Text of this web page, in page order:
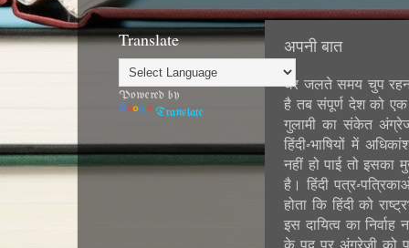
अपनी बात
घर जलते समय चुप
है तब संपूर्ण देश को एक
गुलामी का संकेत
हिंदी-भाषियों में
नहीं हो पाई तो इसका
है। हिंदी पत्र-
होता कि हिंदी को
इस दायित्व का
Translate
Powered by
Translate